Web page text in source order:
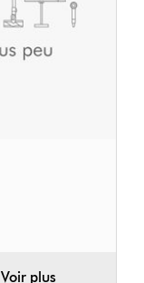
Voir plus